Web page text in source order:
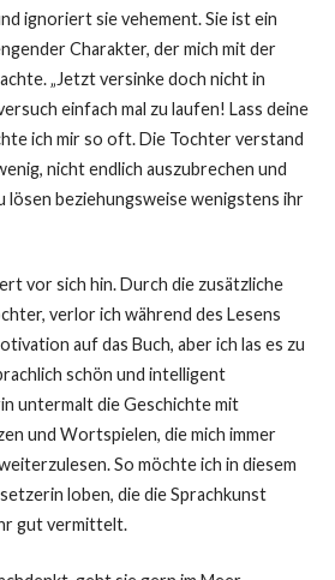
ignoriert sie vehement. Sie ist ein
Charakter, der mich mit der
„Jetzt versinke doch nicht in
einfach mal zu laufen! Lass deine
ich mir so oft. Die Tochter verstand
nicht endlich auszubrechen und
lösen beziehungsweise wenigstens ihr
vor sich hin. Durch die zusätzliche
verlor ich während des Lesens
auf das Buch, aber ich las es zu
schön und intelligent
untermalt die Geschichte mit
und Wortspielen, die mich immer
So möchte ich in diesem
loben, die die Sprachkunst
gut vermittelt.